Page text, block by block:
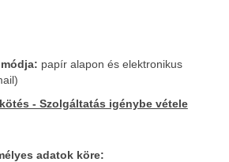
papír alapon és elektronikus
- Szolgáltatás igénybe vétele
adatok köre: